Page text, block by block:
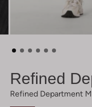
Refined
Refined Department